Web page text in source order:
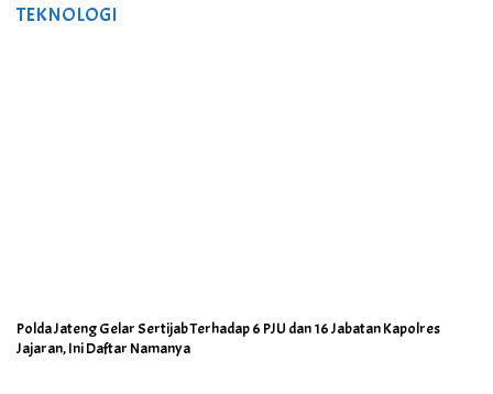
TEKNOLOGI
Polda Jateng Gelar Sertijab Terhadap 6 PJU dan 16 Jabatan Kapolres
Jajaran, Ini Daftar Namanya